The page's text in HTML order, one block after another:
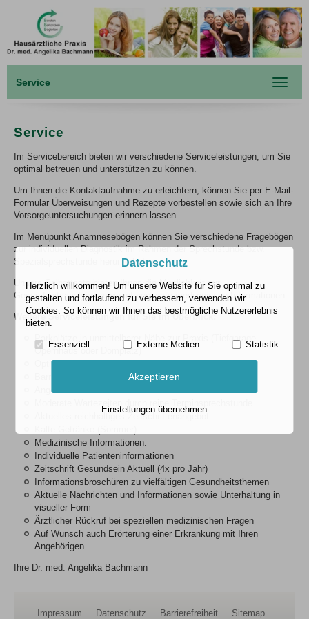
Service
Toggle
Service
Im Servicebereich bieten wir verschiedene Serviceleistungen, um Sie
optimal betreuen und unterstützen zu können.
Um Ihnen die Kontaktaufnahme zu erleichtern, können Sie per E-Mail-
Formular Überweisungen und Rezepte vorbestellen sowie sich an Ihre
Vorsorgeuntersuchungen erinnern lassen.
Im Menüpunkt Anamnesebögen können Sie verschiedene Fragebögen
zur individuellen Diagnostik im Rahmen der Sprechstunde bzw.
Spezialsprechstunde herunterladen.
Unsere Selbsttests bieten Ihnen die Möglichkeit zur
Gesundheitsanalyse sowie interessante medizinische Informationen.
Weitere Serviceleistungen für Sie im Überblick:
Parkplätze in unmittelbarer Nähe zur Praxis (Tiefgarage
Opernhaus oder Domplatz)
Optimale Bus- und Straßenbahnanbindung
Barrierefreie Praxis (Fahrstuhl im Hause)
Angenehmes Ambiente und moderne Praxisräume
Moderate Wartezeiten durch reine Terminsprechstunde
Aktuelles reichhaltiges Zeitschriftenangebot
Medizinische Informationen:
Individuelle Patienteninformationen
Zeitschrift Gesundsein Aktuell (4x pro Jahr)
Informationsbroschüren zu vielfältigen Gesundheitsthemen
Aktuelle Nachrichten und Informationen sowie Unterhaltung in
visueller Form
Ärztlicher Rückruf bei speziellen medizinischen Fragen
Auf Wunsch auch Erörterung einer Erkrankung mit Ihren
Angehörigen
Ihre Dr. med. Angelika Bachmann
Impressum Datenschutz Barrierefreiheit Sitemap
Datenschutz
Herzlich willkommen! Um unsere Website für Sie optimal zu
gestalten und fortlaufend zu verbessern, verwenden wir
Cookies. So können wir Ihnen das bestmögliche Nutzererlebnis
bieten.
Essenziell Externe Medien Statistik
Akzeptieren
Einstellungen übernehmen